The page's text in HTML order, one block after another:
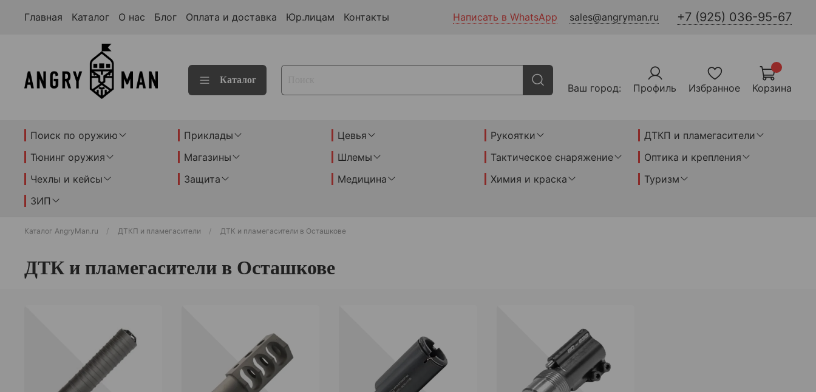
Главная Каталог О нас Блог Оплата и доставка Юр.лицам Контакты Написать в WhatsApp sales@angryman.ru +7 (925) 036-95-67
Каталог
Ваш город: Профиль Избранное Корзина
Поиск по оружию Приклады Цевья Рукоятки
ДТКП и пламегасители
Тюнинг оружия
Магазины Шлемы Тактическое снаряжение
Оптика и крепления
Чехлы и кейсы
Защита Медицина Химия и краска
Туризм
ЗИП
Каталог AngryMan.ru ДТКП и пламегасители ДТК и пламегасители в Осташкове
ДТК и пламегасители в Осташкове